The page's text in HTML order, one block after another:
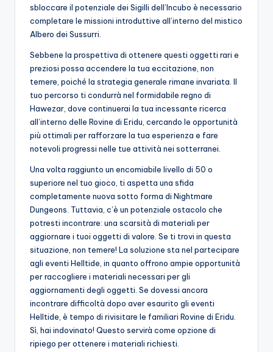
sbloccare il potenziale dei Sigilli dell’Incubo è necessario
completare le missioni introduttive all’interno del mistico
Albero dei Sussurri.
Sebbene la prospettiva di ottenere questi oggetti rari e
preziosi possa accendere la tua eccitazione, non
temere, poiché la strategia generale rimane invariata. Il
tuo percorso ti condurrà nel formidabile regno di
Hawezar, dove continuerai la tua incessante ricerca
all’interno delle Rovine di Eridu, cercando le opportunità
più ottimali per rafforzare la tua esperienza e fare
notevoli progressi nelle tue attività nei sotterranei.
Una volta raggiunto un encomiabile livello di 50 o
superiore nel tuo gioco, ti aspetta una sfida
completamente nuova sotto forma di Nightmare
Dungeons. Tuttavia, c’è un potenziale ostacolo che
potresti incontrare: una scarsità di materiali per
aggiornare i tuoi oggetti di valore. Se ti trovi in questa
situazione, non temere! La soluzione sta nel partecipare
agli eventi Helltide, in quanto offrono ampie opportunità
per raccogliere i materiali necessari per gli
aggiornamenti degli oggetti. Se dovessi ancora
incontrare difficoltà dopo aver esaurito gli eventi
Helltide, è tempo di rivisitare le familiari Rovine di Eridu.
Sì, hai indovinato! Questo servirà come opzione di
ripiego per ottenere i materiali richiesti.